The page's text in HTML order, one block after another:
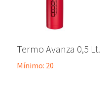
Termo Avanza 0,5 Lt.
Mínimo: 20